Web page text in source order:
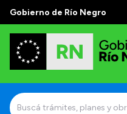
Gobierno de Río Negro